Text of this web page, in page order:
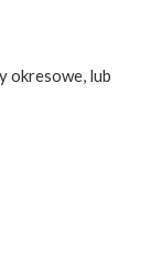
okresowe, lub